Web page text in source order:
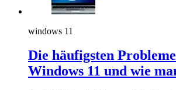
windows 11
Die häufigsten
Windows 11 und wie